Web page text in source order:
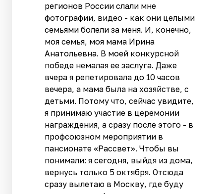
регионов России слали мне
фотографии, видео - как они целыми
семьями болели за меня. И, конечно,
моя семья, моя мама Ирина
Анатольевна. В моей конкурсной
победе немалая ее заслуга. Даже
вчера я репетировала до 10 часов
вечера, а мама была на хозяйстве, с
детьми. Потому что, сейчас увидите,
я принимаю участие в церемонии
награждения, а сразу после этого - в
профсоюзном мероприятии в
пансионате «Рассвет». Чтобы вы
понимали: я сегодня, выйдя из дома,
вернусь только 5 октября. Отсюда
сразу вылетаю в Москву, где буду